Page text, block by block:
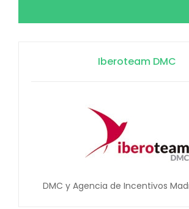
Iberoteam DMC
DMC y Agencia de Incentivos